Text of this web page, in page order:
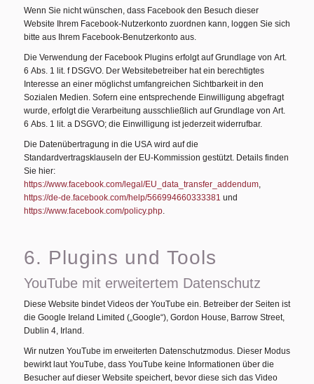
Wenn Sie nicht wünschen, dass Facebook den Besuch dieser
Website Ihrem Facebook-Nutzerkonto zuordnen kann, loggen Sie sich
bitte aus Ihrem Facebook-Benutzerkonto aus.
Die Verwendung der Facebook Plugins erfolgt auf Grundlage von Art.
6 Abs. 1 lit. f DSGVO. Der Websitebetreiber hat ein berechtigtes
Interesse an einer möglichst umfangreichen Sichtbarkeit in den
Sozialen Medien. Sofern eine entsprechende Einwilligung abgefragt
wurde, erfolgt die Verarbeitung ausschließlich auf Grundlage von Art.
6 Abs. 1 lit. a DSGVO; die Einwilligung ist jederzeit widerrufbar.
Die Datenübertragung in die USA wird auf die
Standardvertragsklauseln der EU-Kommission gestützt. Details finden
Sie hier:
https://www.facebook.com/legal/EU_data_transfer_addendum,
https://de-de.facebook.com/help/566994660333381 und
https://www.facebook.com/policy.php.
6. Plugins und Tools
YouTube mit erweitertem Datenschutz
Diese Website bindet Videos der YouTube ein. Betreiber der Seiten ist
die Google Ireland Limited („Google“), Gordon House, Barrow Street,
Dublin 4, Irland.
Wir nutzen YouTube im erweiterten Datenschutzmodus. Dieser Modus
bewirkt laut YouTube, dass YouTube keine Informationen über die
Besucher auf dieser Website speichert, bevor diese sich das Video